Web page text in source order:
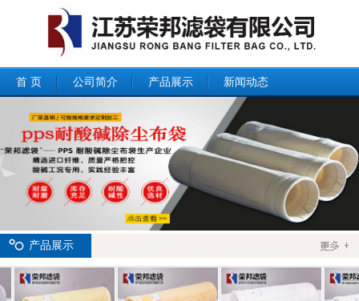
首 页 公司简介 产品展示 新闻动态
产品展示